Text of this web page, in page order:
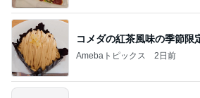
コメダの紅茶風味の季節限
Amebaトピックス 2日前